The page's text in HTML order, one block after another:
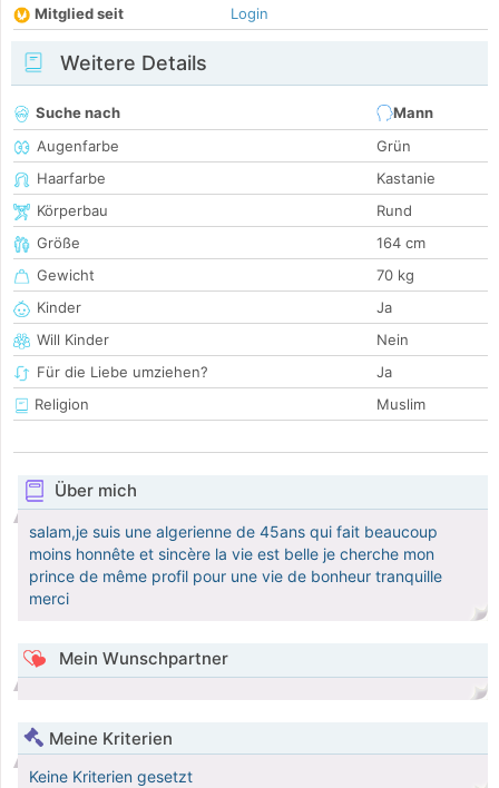
Mitglied seit
Login
Weitere Details
Suche nach
Mann
Augenfarbe
Grün
Haarfarbe
Kastanie
Körperbau
Rund
Größe
164 cm
Gewicht
70 kg
Kinder
Ja
Will Kinder
Nein
Für die Liebe umziehen?
Ja
Religion
Muslim
Über mich
salam,je suis une algerienne de 45ans qui fait beaucoup
moins honnête et sincère la vie est belle je cherche mon
prince de même profil pour une vie de bonheur tranquille
merci
Mein Wunschpartner
Meine Kriterien
Keine Kriterien gesetzt